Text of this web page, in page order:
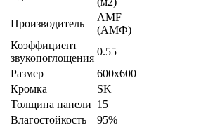
Производитель
AMF
(АМФ)
Коэффициент
звукопоглощения
0.55
Размер
600x600
Кромка
SK
Толщина панели 15
Влагостойкость
95%